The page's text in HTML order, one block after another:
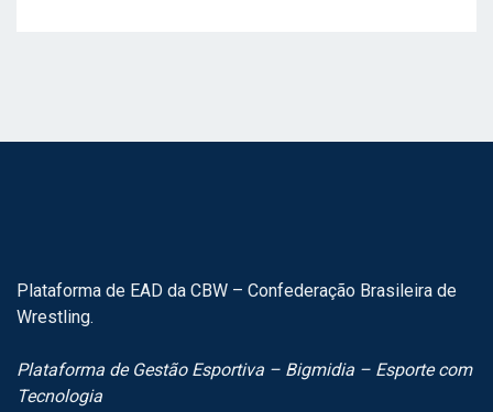
Plataforma de EAD da CBW – Confederação Brasileira de
Wrestling.
Plataforma de Gestão Esportiva – Bigmidia – Esporte com
Tecnologia